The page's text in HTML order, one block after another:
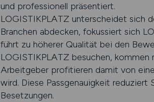
und professionell präsentiert.
LOGISTIKPLATZ unterscheidet sich
Branchen abdecken, fokussiert sich
führt zu höherer Qualität bei den
LOGISTIKPLATZ besuchen,
Arbeitgeber profitieren damit von
wird. Diese Passgenauigkeit
Besetzungen.